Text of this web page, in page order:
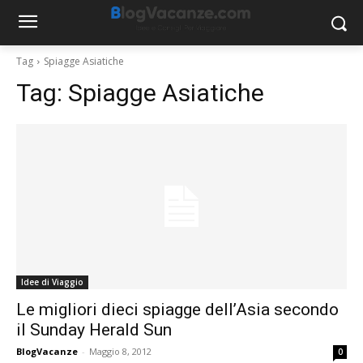
Tag Spiagge Asiatiche
Tag: Spiagge Asiatiche
Idee di Viaggio
Le migliori dieci spiagge dell’Asia secondo
il Sunday Herald Sun
BlogVacanze - Maggio 8, 2012 0